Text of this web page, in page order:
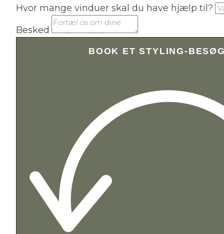
Hvor mange vinduer skal du have hjælp til?
Besked
BOOK ET STYLING-